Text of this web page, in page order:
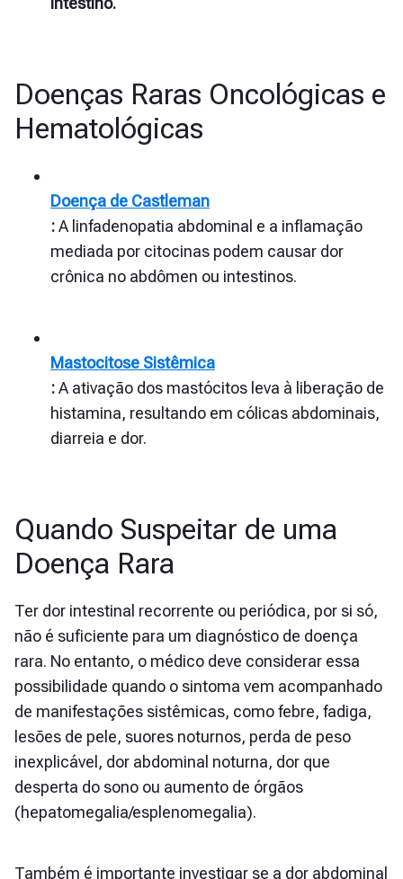
Doenças Raras Oncológicas e
Hematológicas
Doença de Castleman
:A linfadenopatia abdominal e a inflamação
mediada por citocinas podem causar dor
crônica no abdômen ou intestinos.
Mastocitose Sistêmica
:A ativação dos mastócitos leva à liberação de
histamina, resultando em cólicas abdominais,
diarreia e dor.
Quando Suspeitar de uma
Doença Rara
Ter dor intestinal recorrente ou periódica, por si só,
não é suficiente para um diagnóstico de doença
rara. No entanto, o médico deve considerar essa
possibilidade quando o sintoma vem acompanhado
de manifestações sistêmicas, como febre, fadiga,
lesões de pele, suores noturnos, perda de peso
inexplicável, dor abdominal noturna, dor que
desperta do sono ou aumento de órgãos
(hepatomegalia/esplenomegalia).
Também é importante investigar se a dor abdominal